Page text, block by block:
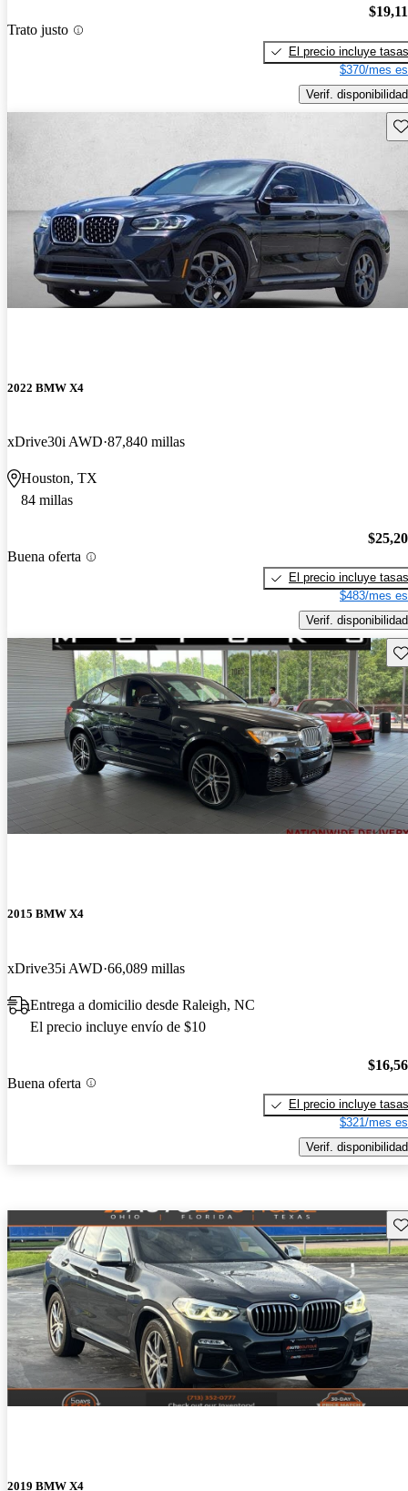
Trato justo
El precio incluye tasas
$370/mes
Verif. disponibilidad
2022 BMW X4
xDrive30i AWD 87,840 millas
Houston, TX
84 millas
Buena oferta
El precio incluye tasas
$483/mes
Verif. disponibilidad
2015 BMW X4
xDrive35i AWD 66,089 millas
Entrega a domicilio desde Raleigh, NC
El precio incluye envío de $10
Buena oferta
El precio incluye tasas
$321/mes
Verif. disponibilidad
2019 BMW X4